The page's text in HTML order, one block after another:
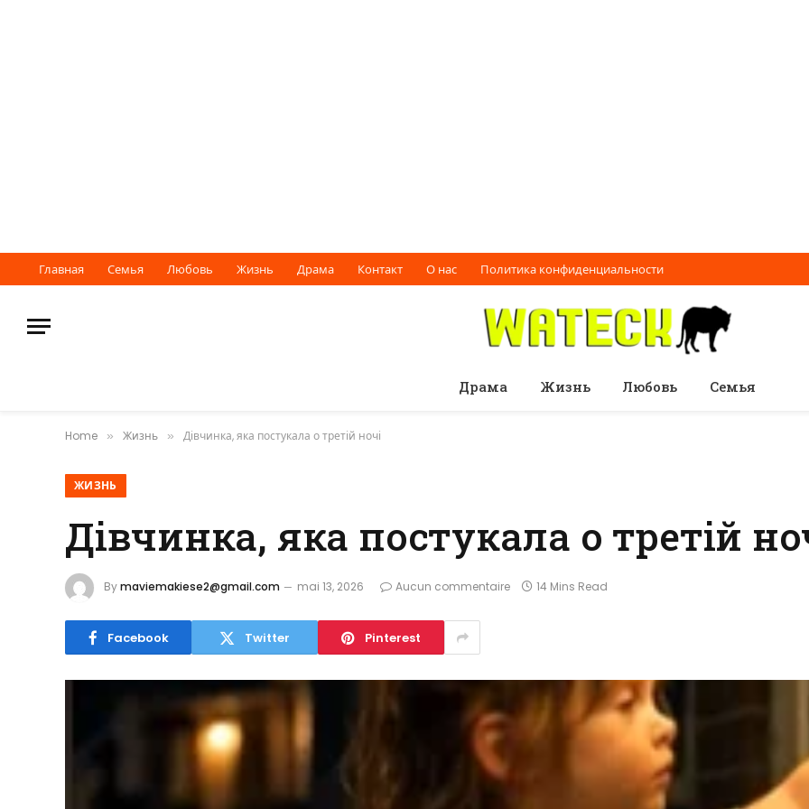
Главная Семья Любовь Жизнь Драма Контакт О нас Политика конфиденциальности
Драма Жизнь Любовь Семья
Home » Жизнь » Дівчинка, яка постукала о третій ночі
ЖИЗНЬ
Дівчинка, яка постукала о третій
Bymaviemakiese2@gmail.com mai 13, 2026 Aucun commentaire 14 Mins Read
Facebook Twitter Pinterest